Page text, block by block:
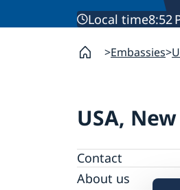
Local time8:52
Embassies
USA,
Contact
About us